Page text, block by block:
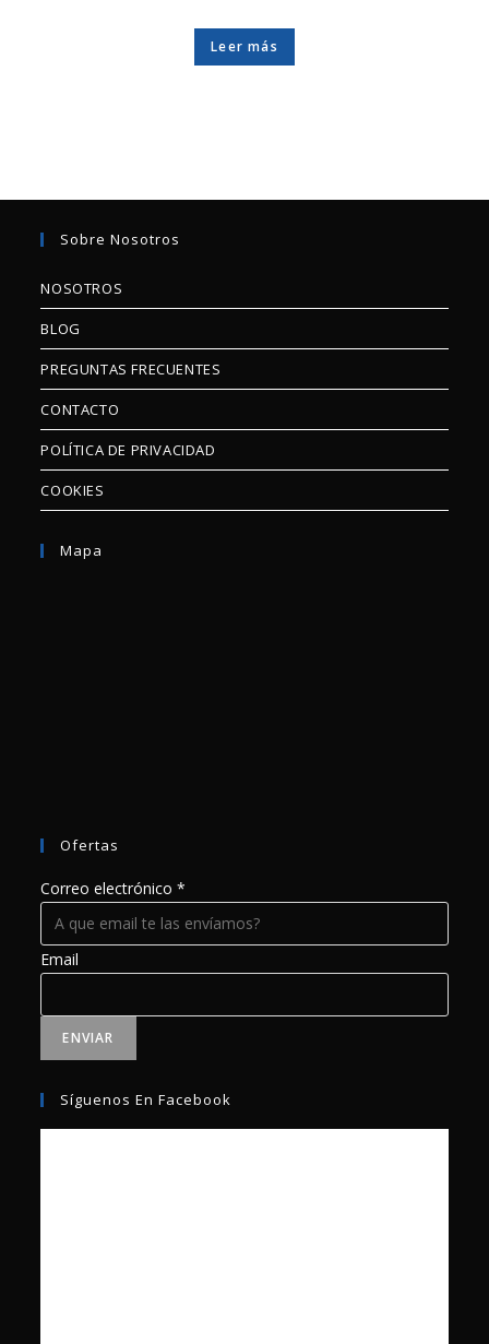
Leer más
Sobre Nosotros
NOSOTROS
BLOG
PREGUNTAS FRECUENTES
CONTACTO
POLÍTICA DE PRIVACIDAD
COOKIES
Mapa
Ofertas
Correo electrónico*
Email
ENVIAR
Síguenos En Facebook